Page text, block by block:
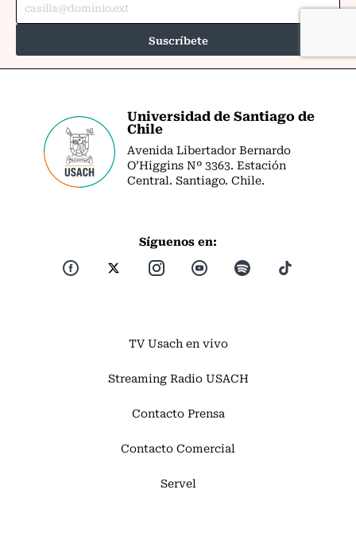
Universidad de Santiago de
Chile
Avenida Libertador Bernardo
O’Higgins Nº 3363. Estación
Central. Santiago. Chile.
Síguenos en:
TV Usach en vivo
Streaming Radio USACH
Contacto Prensa
Contacto Comercial
Servel